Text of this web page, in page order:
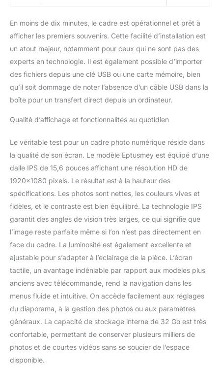
ajuster la luminosité et
activer le mode veille. De
numérique est
compatible avec le
montage mural, offrant
ainsi une grande
flexibilité pour différents
agencements de maison.
【Configuration Facile et
Partage Simple】Il vous
cadre photo numérique
au WIFI, et vous pouvez
inviter un nombre illimité
d'amis à partager
(jusqu'à 100 pièces) ou
des vidéos (jusqu'à 120
secondes) sur le cadre
photo numérique. Le
cadre dispose d'une
mémoire interne de 32
Go et permet l'insertion
d'une carte SD (max. 64
Go) pour étendre la
capacité de stockage.
sans effort et en toute
sécurité de nombreux
moments merveilleux.
【Personnalisation
Intelligente à Portée de
En moins de dix minutes, le cadre est opérationnel et prêt à
afficher les premiers souvenirs. Cette facilité d’installation est
un atout majeur, notamment pour ceux qui ne sont pas des
experts en technologie. Il est également possible d’importer
des fichiers depuis une clé USB ou une carte mémoire, bien
qu’il soit dommage de noter l’absence d’un câble USB dans la
boîte pour un transfert direct depuis un ordinateur.
Qualité d’affichage et fonctionnalités au quotidien
Le véritable test pour un cadre photo numérique réside dans
la qualité de son écran. Le modèle Eptusmey est équipé d’une
dalle IPS de 15,6 pouces affichant une résolution HD de
1920×1080 pixels. Le résultat est à la hauteur des
spécifications. Les photos sont nettes, les couleurs vives et
fidèles, et le contraste est bien équilibré. La technologie IPS
garantit des angles de vision très larges, ce qui signifie que
l’image reste parfaite même si l’on n’est pas directement en
face du cadre. La luminosité est également excellente et
ajustable pour s’adapter à l’éclairage de la pièce. L’écran
tactile, un avantage indéniable par rapport aux modèles plus
anciens avec télécommande, rend la navigation dans les
menus fluide et intuitive. On accède facilement aux réglages
du diaporama, à la gestion des photos ou aux paramètres
généraux. La capacité de stockage interne de 32 Go est très
confortable, permettant de conserver plusieurs milliers de
photos et de courtes vidéos sans se soucier de l’espace
disponible.